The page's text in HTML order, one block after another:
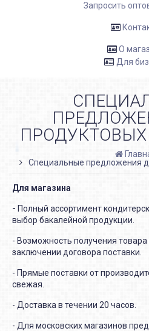
Запросить
О
Для
Специальные предложения
Для магазина
- Полный ассортимент
выбор бакалейной продукции.
- Возможность получения
заключении договора поставки.
- Прямые поставки от
свежая.
- Доставка в течении 20 часов.
- Для московских магазинов